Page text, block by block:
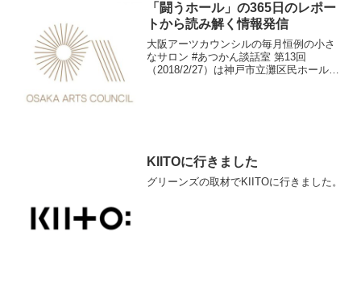
「闘うホール」の365日のレポー
トから読み解く情報発信
大阪アーツカウンシルの毎月恒例の小さ
なサロン #あつかん談話室 第13回
（2018/2/27）は神戸市立灘区民ホールの
KIITOに行きました
グリーンズの取材でKIITOに行きました。